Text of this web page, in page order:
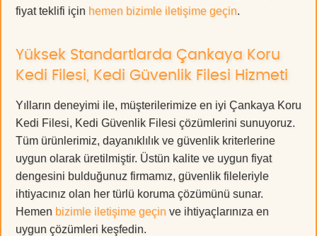
fiyat teklifi için hemen bizimle iletişime geçin.
Yüksek Standartlarda Çankaya Koru
Kedi Filesi, Kedi Güvenlik Filesi Hizmeti
Yılların deneyimi ile, müşterilerimize en iyi Çankaya Koru
Kedi Filesi, Kedi Güvenlik Filesi çözümlerini sunuyoruz.
Tüm ürünlerimiz, dayanıklılık ve güvenlik kriterlerine
uygun olarak üretilmiştir. Üstün kalite ve uygun fiyat
dengesini bulduğunuz firmamız, güvenlik fileleriyle
ihtiyacınız olan her türlü koruma çözümünü sunar.
Hemen bizimle iletişime geçin ve ihtiyaçlarınıza en
uygun çözümleri keşfedin.